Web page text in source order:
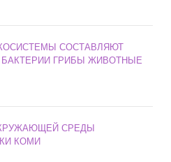
СОСТАВЛЯЮТ
БАКТЕРИИ ГРИБЫ ЖИВОТНЫЕ
СРЕДЫ
КОМИ